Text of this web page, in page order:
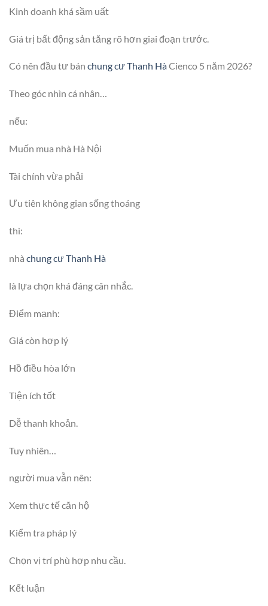
Kinh doanh khá sầm uất
Giá trị bất động sản tăng rõ hơn giai đoạn trước.
Có nên đầu tư bán chung cư Thanh HàCienco 5 năm 2026?
Theo góc nhìn cá nhân…
nếu:
Muốn mua nhà Hà Nội
Tài chính vừa phải
Ưu tiên không gian sống thoáng
thì:
nhà chung cư Thanh Hà
là lựa chọn khá đáng cân nhắc.
Điểm mạnh:
Giá còn hợp lý
Hồ điều hòa lớn
Tiện ích tốt
Dễ thanh khoản.
Tuy nhiên…
người mua vẫn nên:
Xem thực tế căn hộ
Kiểm tra pháp lý
Chọn vị trí phù hợp nhu cầu.
Kết luận